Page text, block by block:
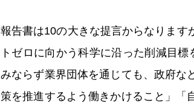
報告書は10の大きな提言からなります
トゼロに向かう科学に沿った削減目
みならず業界団体を通じても、政府な
策を推進するよう働きかけること」「